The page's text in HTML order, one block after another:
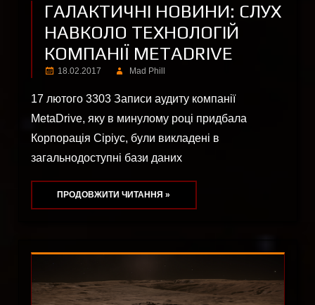
ГАЛАКТИЧНІ НОВИНИ: СЛУХ
НАВКОЛО ТЕХНОЛОГІЙ
КОМПАНІЇ METADRIVE
18.02.2017 Mad Phill
17 лютого 3303 Записи аудиту компанії
MetaDrive, яку в минулому році придбала
Корпорація Сіріус, були викладені в
загальнодоступні бази даних
ПРОДОВЖИТИ ЧИТАННЯ »